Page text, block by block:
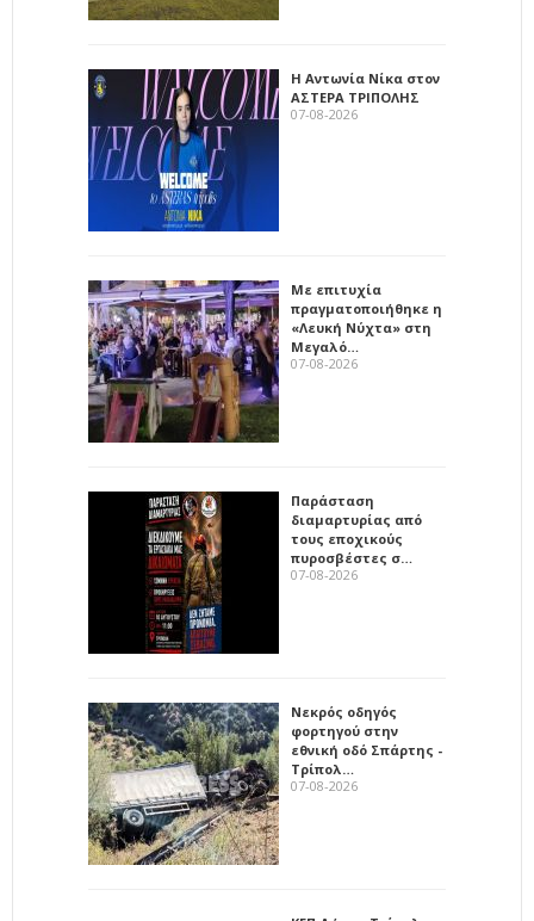
Η Αντωνία Νίκα στον
ΑΣΤΕΡΑ ΤΡΙΠΟΛΗΣ
07-08-2026
Με επιτυχία
πραγματοποιήθηκε η
«Λευκή Νύχτα» στη
Μεγαλό…
07-08-2026
Παράσταση
διαμαρτυρίας από
τους εποχικούς
πυροσβέστες σ…
07-08-2026
Νεκρός οδηγός
φορτηγού στην
εθνική οδό Σπάρτης -
Τρίπολ…
07-08-2026